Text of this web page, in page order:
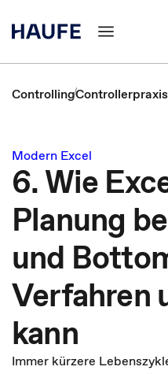
ControllingControllerpraxis
Modern Excel
6. Wie
Planung
und
Verfahren
kann
Immer kürzere